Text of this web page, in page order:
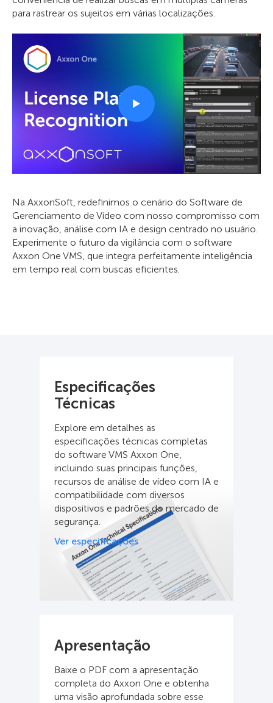
para rastrear os sujeitos em várias localizações.
Na AxxonSoft, redefinimos o cenário do Software de
Gerenciamento de Vídeo com nosso compromisso com
a inovação, análise com IA e design centrado no usuário.
Experimente o futuro da vigilância com o software
Axxon One VMS, que integra perfeitamente inteligência
em tempo real com buscas eficientes.
Especificações
Técnicas
Explore em detalhes as
especificações técnicas completas
do software VMS Axxon One,
incluindo suas principais funções,
recursos de análise de vídeo com IA e
compatibilidade com diversos
dispositivos e padrões do mercado de
segurança.
Ver especificações
Apresentação
Baixe o PDF com a apresentação
completa do Axxon One e obtenha
uma visão aprofundada sobre esse